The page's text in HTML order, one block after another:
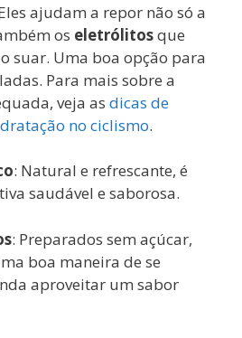
ajudam a repor não só a
os eletrólitosque
suar. Uma boa opção para
Para mais sobre a
veja as dicas de
no ciclismo.
: Natural e refrescante, é
saudável e saborosa.
: Preparados sem açúcar,
boa maneira de se
aproveitar um sabor